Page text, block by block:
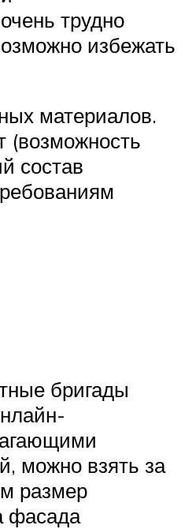
трудно
избежать
материалов.
(возможность
состав
бригады
можно взять за
размер
фасада